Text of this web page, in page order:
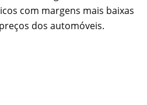
com margens mais baixas
dos automóveis.